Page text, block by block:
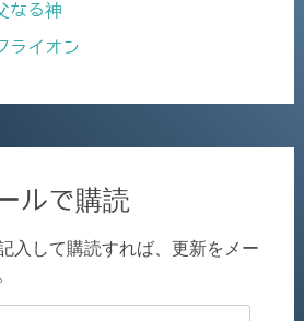
なる神
ライオン
ルで購読
入して購読すれば、更新をメー